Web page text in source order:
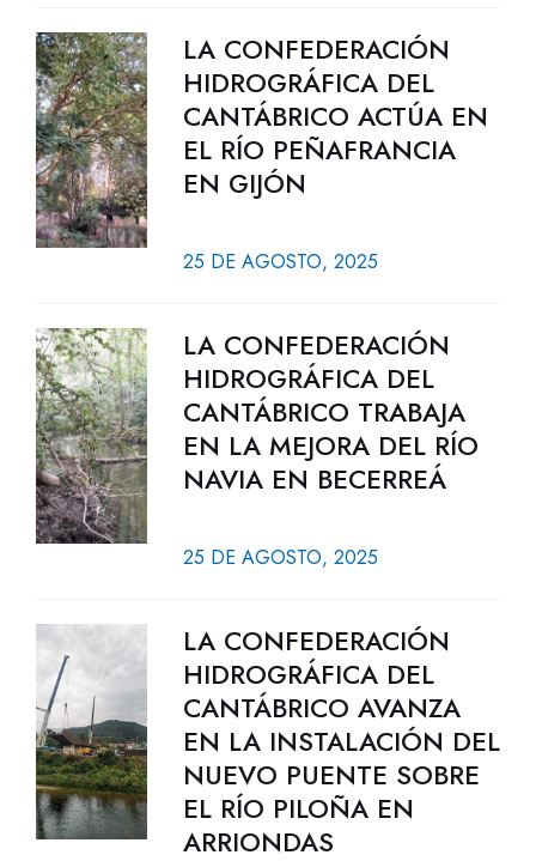
LA CONFEDERACIÓN
HIDROGRÁFICA DEL
CANTÁBRICO ACTÚA EN
EL RÍO PEÑAFRANCIA
EN GIJÓN
25 DE AGOSTO, 2025
LA CONFEDERACIÓN
HIDROGRÁFICA DEL
CANTÁBRICO TRABAJA
EN LA MEJORA DEL RÍO
NAVIA EN BECERREÁ
25 DE AGOSTO, 2025
LA CONFEDERACIÓN
HIDROGRÁFICA DEL
CANTÁBRICO AVANZA
EN LA INSTALACIÓN DEL
NUEVO PUENTE SOBRE
EL RÍO PILOÑA EN
ARRIONDAS